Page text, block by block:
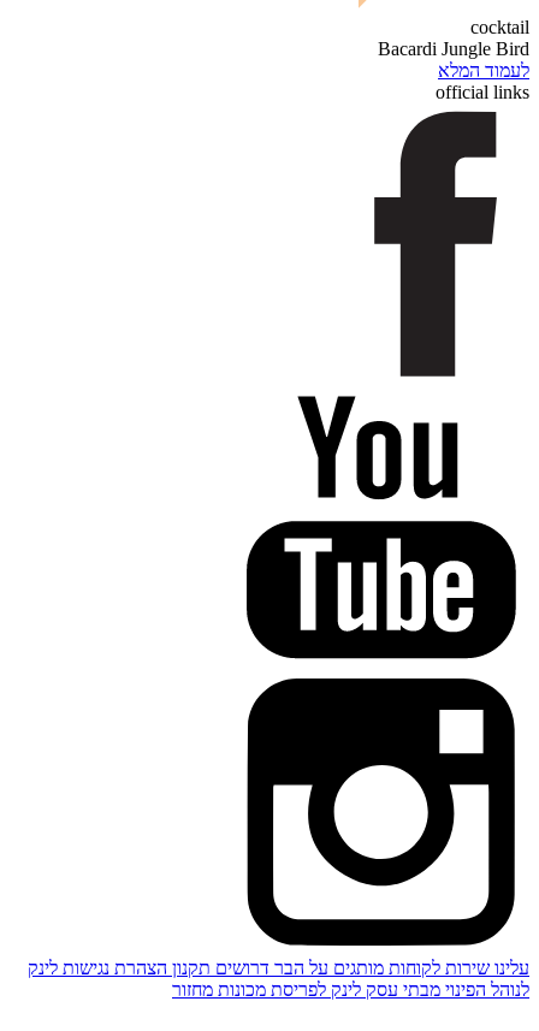
cocktail
Bacardi Jungle Bird
לעמוד המלא
official links
עלינו שירות לקוחות מותגים על הבר דרושים תקנון הצהרת נגישות לינק
לנוהל הפינוי מבתי עסק לינק לפריסת מכונות מחזור